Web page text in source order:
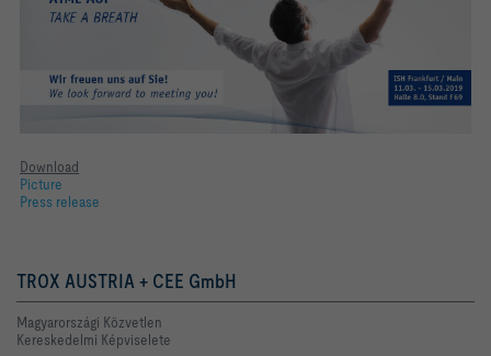
Download
Picture
Press release
TROX AUSTRIA + CEE GmbH
Magyarországi Közvetlen
Kereskedelmi Képviselete